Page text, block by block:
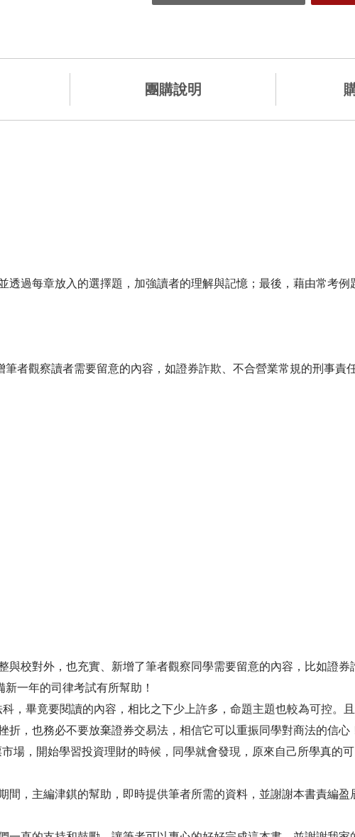
團購說明
過每章放入的選擇題，加強讀者的理解與記憶；最後，藉由常考例
者觀察讀者需要留意的內容，如證券詐欺、不合營業常規的刑事責
校對外，也充實、新增了筆者觀察同學需要留意的內容，比如證券
一年的司律考試有所幫助！
畢竟要閱讀的內容，相比之下少上許多，命題主題也較為可控。
，也務必不要放棄證券交易法，相信它可以重振同學對商法的信心
，開始學習投資理財的時候，同學就會發現，原來自己所學真的可
，主編津錤的幫助，即時提供筆者所需的資料，並謝謝本書責編盈